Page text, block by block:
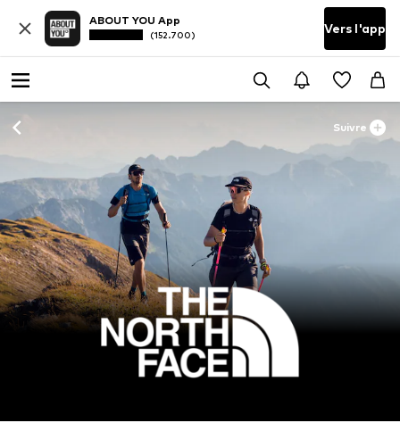
ABOUT YOU App
(152.700) Vers l'app
Suivre